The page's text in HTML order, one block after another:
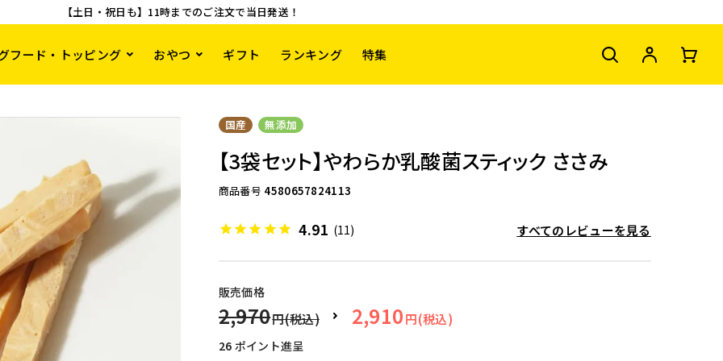
【土日・祝日も】11時までのご注文で当日発送！
フード・トッピング おやつ ギフト ランキング 特集
国産 無添加
【3袋セット】やわらか乳酸菌スティック ささみ
商品番号 4580657824113
4.91 (11) すべてのレビューを見る
販売価格
2,970 2,910
26 ポイント進呈